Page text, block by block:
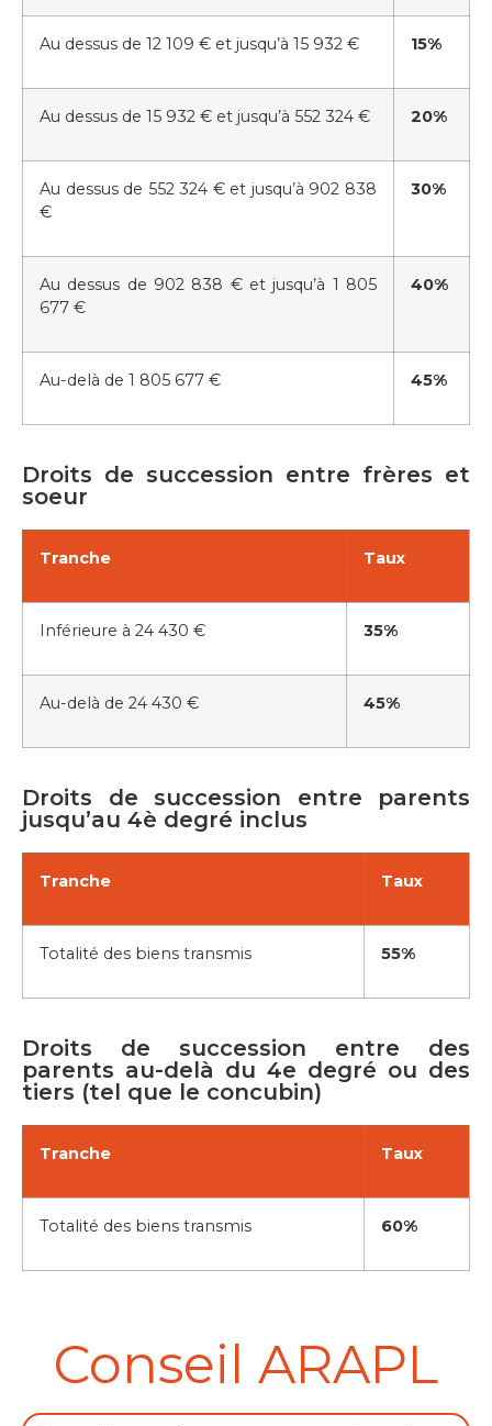
Au dessus de 12 109 € et jusqu’à 15 932 € 15%
Au dessus de 15 932 € et jusqu’à 552 324 € 20%
Au dessus de 552 324 € et jusqu’à 902 838
€
30%
Au dessus de 902 838 € et jusqu’à 1 805
677 €
40%
Au-delà de 1 805 677 € 45%
Droits de succession entre frères et
soeur
Tranche Taux
Inférieure à 24 430 € 35%
Au-delà de 24 430 € 45%
Droits de succession entre parents
jusqu’au 4è degré inclus
Tranche Taux
Totalité des biens transmis 55%
Droits de succession entre des
parents au-delà du 4e degré ou des
tiers (tel que le concubin)
Tranche Taux
Totalité des biens transmis 60%
Conseil ARAPL​